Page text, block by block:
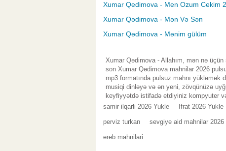
Xumar Qedimova - Men Ozum Cekim
Xumar Qədimova - Mən Və Sən
Xumar Qədimova - Mənim gülüm
Xumar Qədimova - Allahım, mən nə
son Xumar Qədimova mahnilar 2026
mp3 formatında pulsuz mahnı
musiqi dinləyə və ən yeni, zövqünüzə
keyfiyyətdə istifadə etdiyiniz kompyuter
samir ilqarli 2026 Yukle Ifrat 2026 Yukle
perviz turkan sevgiye aid mahnilar 2026
ereb mahnilari